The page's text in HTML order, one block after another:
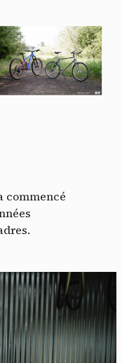
commencé